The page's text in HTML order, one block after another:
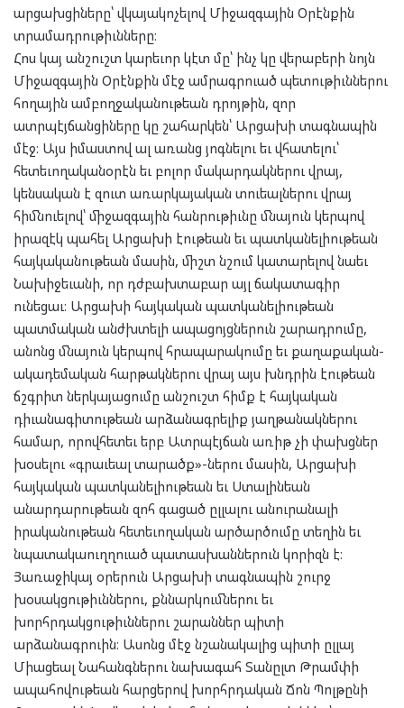
արցախցիները՝ վկայակոչելով Միջազգային Օրէնքին
տրամադրութիւնները։
Հոս կայ անշուշտ կարեւոր կէտ մը՝ ինչ կը վերաբերի նոյն
Միջազգային Օրէնքին մէջ ամրագրուած պետութիւններու
հողային ամբողջականութեան դրոյթին, զոր
ատրպէյճանցիները կը շահարկեն՝ Արցախի տագնապին
մէջ։ Այս իմաստով ալ առանց յոգնելու եւ վհատելու՝
հետեւողականօրէն եւ բոլոր մակարդակներու վրայ,
կենսական է զուտ առարկայական տուեալներու վրայ
հիմնուելով՝ միջազգային հանրութիւնը մնայուն կերպով
իրազէկ պահել Արցախի էութեան եւ պատկանելիութեան
հայկականութեան մասին, միշտ նշում կատարելով նաեւ
Նախիջեւանի, որ դժբախտաբար այլ ճակատագիր
ունեցաւ։ Արցախի հայկական պատկանելիութեան
պատմական անժխտելի ապացոյցներուն շարադրումը,
անոնց մնայուն կերպով հրապարակումը եւ քաղաքական-
ակադեմական հարթակներու վրայ այս խնդրին էութեան
ճշգրիտ ներկայացումը անշուշտ հիմք է հայկական
դիւանագիտութեան արձանագրելիք յաղթանակներու
համար, որովհետեւ երբ Ատրպէյճան առիթ չի փախցներ
խօսելու «գրաւեալ տարածք»-ներու մասին, Արցախի
հայկական պատկանելիութեան եւ Ստալինեան
անարդարութեան զոհ գացած ըլլալու անուրանալի
իրականութեան հետեւողական արծարծումը տեղին եւ
նպատակաուղղուած պատասխաններուն կորիզն է։
Յառաջիկայ օրերուն Արցախի տագնապին շուրջ
խօսակցութիւններու, քննարկումներու եւ
խորհրդակցութիւններու շարաններ պիտի
արձանագրուին։ Ասոնց մէջ նշանակալից պիտի ըլլայ
Միացեալ Նահանգներու նախագահ Տանըլտ Թրամփի
ապահովութեան հարցերով խորհրդական Ճոն Պոլթընի